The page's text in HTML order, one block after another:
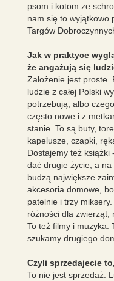
psom i kotom ze
nam się to wyjątkowo
Targów
Jak w praktyce
że angażują się
Założenie jest
ludzie z całej Polski
potrzebują, albo
często nowe i z
stanie. To są buty,
kapelusze, czapki,
Dostajemy też książki
dać drugie życie, a na
budzą największe
akcesoria domowe,
patelnie i trzy
różności dla zwierząt,
To też filmy i muzyka.
szukamy drugiego
Czyli sprzedajecie
To nie jest sprzedaż.